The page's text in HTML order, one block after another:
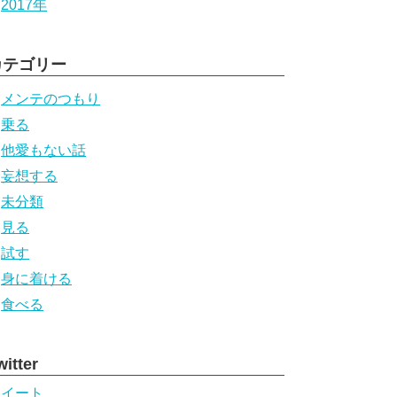
2017年
ゴリー
メンテのつもり
乗る
他愛もない話
妄想する
未分類
見る
試す
身に着ける
食べる
ート